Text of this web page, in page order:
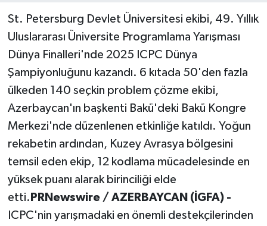
St. Petersburg Devlet Üniversitesi ekibi, 49. Yıllık
Uluslararası Üniversite Programlama Yarışması
Dünya Finalleri'nde 2025 ICPC Dünya
Şampiyonluğunu kazandı. 6 kıtada 50'den fazla
ülkeden 140 seçkin problem çözme ekibi,
Azerbaycan'ın başkenti Bakü'deki Bakü Kongre
Merkezi'nde düzenlenen etkinliğe katıldı. Yoğun
rekabetin ardından, Kuzey Avrasya bölgesini
temsil eden ekip, 12 kodlama mücadelesinde en
yüksek puanı alarak birinciliği elde
etti. PRNewswire / AZERBAYCAN (İGFA) -
ICPC'nin yarışmadaki en önemli destekçilerinden